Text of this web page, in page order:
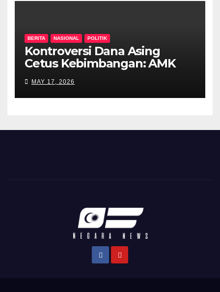
BERITA NASIONAL POLITIK
Kontroversi Dana Asing
Cetus Kebimbangan: AMK
Desak Siasatan Menyeluruh
MAY 17, 2026